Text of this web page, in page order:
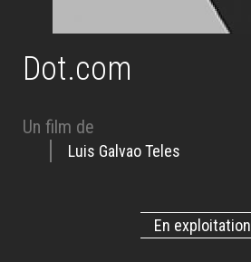
Dot.com
Un film de
Luis Galvao Teles
En exploitation